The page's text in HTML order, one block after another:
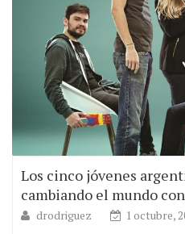
Los cinco jóvenes
cambiando el mundo
drodriguez
1 octubre,